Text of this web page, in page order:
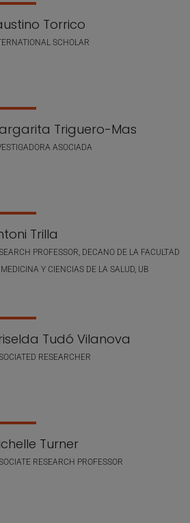
Torrico
SCHOLAR
Triguero-Mas
ASOCIADA
Trilla
PROFESSOR, DECANO DE LA FACULTAD
MEDICINA Y CIENCIAS DE LA SALUD, UB
Tudó Vilanova
RESEARCHER
Turner
RESEARCH PROFESSOR